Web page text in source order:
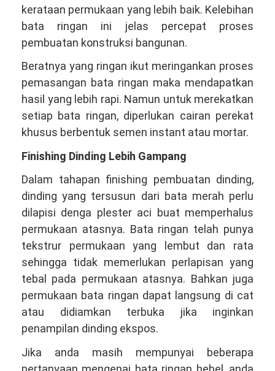
kerataan permukaan yang lebih baik. Kelebihan
bata ringan ini jelas percepat proses
pembuatan konstruksi bangunan.
Beratnya yang ringan ikut meringankan proses
pemasangan bata ringan maka mendapatkan
hasil yang lebih rapi. Namun untuk merekatkan
setiap bata ringan, diperlukan cairan perekat
khusus berbentuk semen instant atau mortar.
Finishing Dinding Lebih Gampang
Dalam tahapan finishing pembuatan dinding,
dinding yang tersusun dari bata merah perlu
dilapisi denga plester aci buat memperhalus
permukaan atasnya. Bata ringan telah punya
tekstrur permukaan yang lembut dan rata
sehingga tidak memerlukan perlapisan yang
tebal pada permukaan atasnya. Bahkan juga
permukaan bata ringan dapat langsung di cat
atau didiamkan terbuka jika inginkan
penampilan dinding ekspos.
Jika anda masih mempunyai beberapa